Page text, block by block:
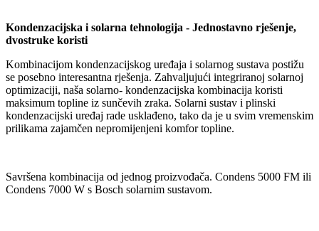
Kondenzacijska i solarna tehnologija - Jednostavno rješenje,
dvostruke koristi
Kombinacijom kondenzacijskog uređaja i solarnog sustava postižu
se posebno interesantna rješenja. Zahvaljujući integriranoj solarnoj
optimizaciji, naša solarno- kondenzacijska kombinacija koristi
maksimum topline iz sunčevih zraka. Solarni sustav i plinski
kondenzacijski uređaj rade usklađeno, tako da je u svim vremenskim
prilikama zajamčen nepromijenjeni komfor topline.
Savršena kombinacija od jednog proizvođača. Condens 5000 FM ili
Condens 7000 W s Bosch solarnim sustavom.